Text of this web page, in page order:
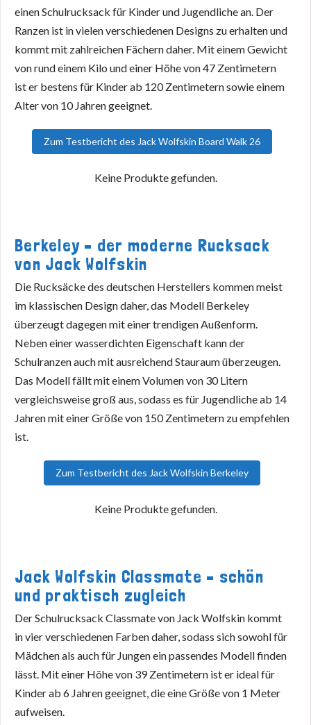
einen Schulrucksack für Kinder und Jugendliche an. Der
Ranzen ist in vielen verschiedenen Designs zu erhalten und
kommt mit zahlreichen Fächern daher. Mit einem Gewicht
von rund einem Kilo und einer Höhe von 47 Zentimetern
ist er bestens für Kinder ab 120 Zentimetern sowie einem
Alter von 10 Jahren geeignet.
Zum Testbericht des Jack Wolfskin Board Walk 26
Keine Produkte gefunden.
Berkeley – der moderne Rucksack
von Jack Wolfskin
Die Rucksäcke des deutschen Herstellers kommen meist
im klassischen Design daher, das Modell Berkeley
überzeugt dagegen mit einer trendigen Außenform.
Neben einer wasserdichten Eigenschaft kann der
Schulranzen auch mit ausreichend Stauraum überzeugen.
Das Modell fällt mit einem Volumen von 30 Litern
vergleichsweise groß aus, sodass es für Jugendliche ab 14
Jahren mit einer Größe von 150 Zentimetern zu empfehlen
ist.
Zum Testbericht des Jack Wolfskin Berkeley
Keine Produkte gefunden.
Jack Wolfskin Classmate – schön
und praktisch zugleich
Der Schulrucksack Classmate von Jack Wolfskin kommt
in vier verschiedenen Farben daher, sodass sich sowohl für
Mädchen als auch für Jungen ein passendes Modell finden
lässt. Mit einer Höhe von 39 Zentimetern ist er ideal für
Kinder ab 6 Jahren geeignet, die eine Größe von 1 Meter
aufweisen.